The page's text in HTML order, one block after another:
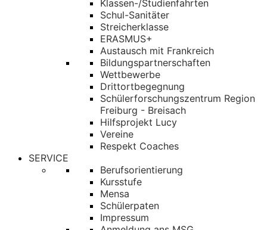
Klassen-/Studienfahrten
Schul-Sanitäter
Streicherklasse
ERASMUS+
Austausch mit Frankreich
Bildungspartnerschaften
Wettbewerbe
Drittortbegegnung
Schülerforschungszentrum Region
Freiburg - Breisach
Hilfsprojekt Lucy
Vereine
Respekt Coaches
SERVICE
Berufsorientierung
Kursstufe
Mensa
Schülerpaten
Impressum